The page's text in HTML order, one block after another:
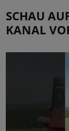
SCHAU
KANAL